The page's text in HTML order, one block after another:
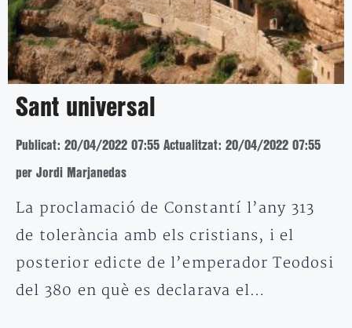
Sant universal
Publicat: 20/04/2022 07:55 Actualitzat: 20/04/2022 07:55
per Jordi Marjanedas
La proclamació de Constantí l’any 313
de tolerància amb els cristians, i el
posterior edicte de l’emperador Teodosi
del 380 en què es declarava el…